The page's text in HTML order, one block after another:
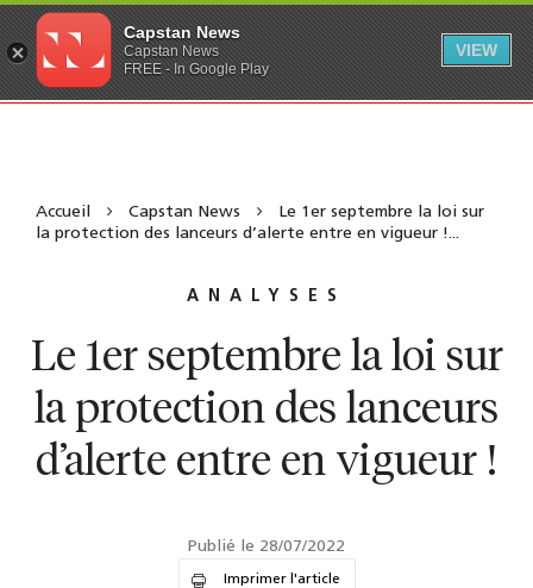
Accueil Capstan News
Le 1er septembre la loi sur
la protection des lanceurs d’alerte entre en vigueur !...
ANALYSES
Le 1er septembre la loi sur
la protection des lanceurs
d’alerte entre en vigueur !
Publié le 28/07/2022
Imprimer l'article
Capstan News
Capstan News
FREE - In Google Play
VIEW